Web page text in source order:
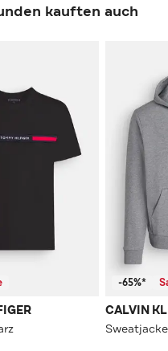
kauften auch
-65%*
CALVIN